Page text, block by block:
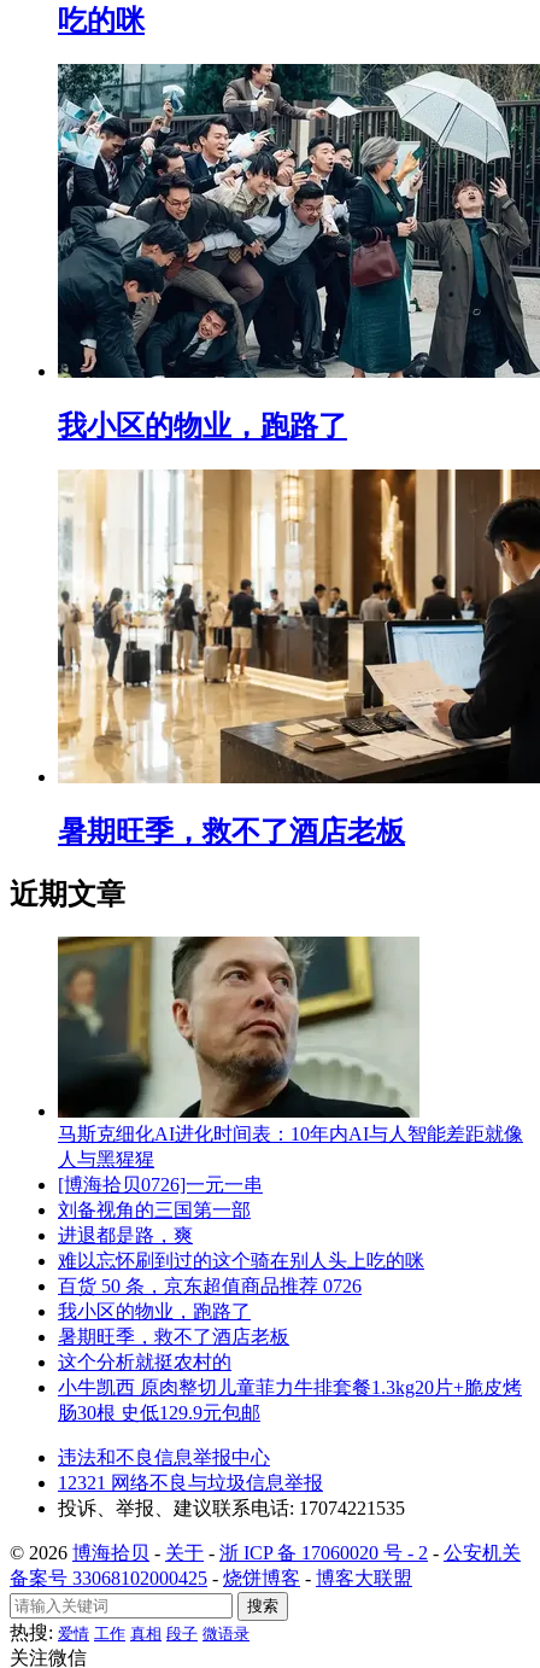
吃的咪
我小区的物业，跑路了
暑期旺季，救不了酒店老板
近期文章
马斯克细化AI进化时间表：10年内AI与人智能差距就像
人与黑猩猩
[博海拾贝0726]一元一串
刘备视角的三国第一部
进退都是路，爽
难以忘怀刷到过的这个骑在别人头上吃的咪
百货 50 条，京东超值商品推荐 0726
我小区的物业，跑路了
暑期旺季，救不了酒店老板
这个分析就挺农村的
小牛凯西 原肉整切儿童菲力牛排套餐1.3kg20片+脆皮烤
肠30根 史低129.9元包邮
违法和不良信息举报中心
12321 网络不良与垃圾信息举报
投诉、举报、建议联系电话: 17074221535
© 2026 博海拾贝 - 关于 - 浙 ICP 备 17060020 号 - 2 - 公安机关
备案号 33068102000425 - 烧饼博客 - 博客大联盟
搜索
热搜: 爱情 工作 真相 段子 微语录
关注微信